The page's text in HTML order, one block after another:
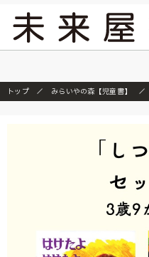
トップ みらいやの森【児童書】